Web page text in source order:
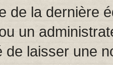
de la dernière
un
de laisser une